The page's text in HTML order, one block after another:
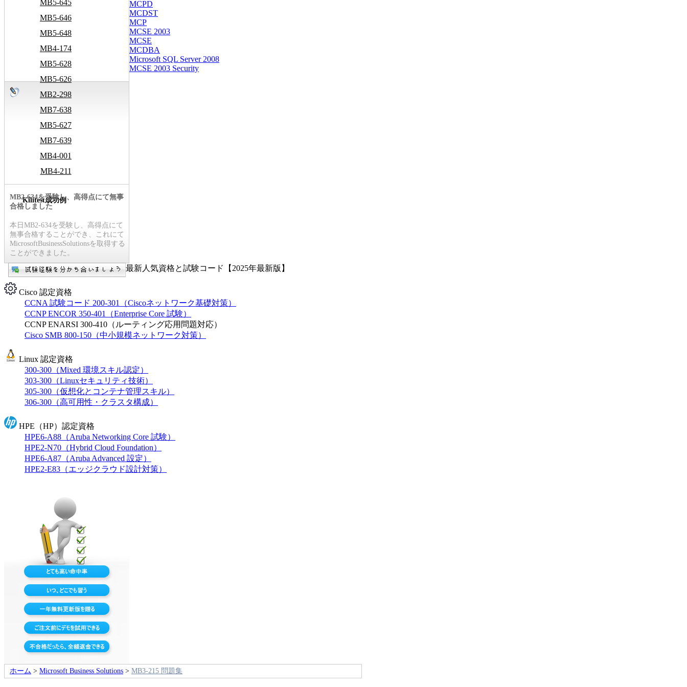
MB5-645
MB5-646
MB5-648
MB4-174
MB5-628
MB5-626
MB2-298
MB7-638
MB5-627
MB7-639
MB4-001
MB4-211
MCPD
MCDST
MCP
MCSE 2003
MCSE
MCDBA
Microsoft SQL Server 2008
MCSE 2003 Security
Killtest成功例
MB2-634を受験し、高得点にて無事
合格しました
本日MB2-634を受験し、高得点にて
無事合格することができ、これにて
MicrosoftBusinessSolutionsを取得する
ことができました。
最新人気資格と試験コード【2025年最新版】
Cisco 認定資格
CCNA 試験コード 200-301（Ciscoネットワーク基礎対策）
CCNP ENCOR 350-401（Enterprise Core 試験）
CCNP ENARSI 300-410（ルーティング応用問題対応）
Cisco SMB 800-150（中小規模ネットワーク対策）
Linux 認定資格
300-300（Mixed 環境スキル認定）
303-300（Linuxセキュリティ技術）
305-300（仮想化とコンテナ管理スキル）
306-300（高可用性・クラスタ構成）
HPE（HP）認定資格
HPE6-A88（Aruba Networking Core 試験）
HPE2-N70（Hybrid Cloud Foundation）
HPE6-A87（Aruba Advanced 設定）
HPE2-E83（エッジクラウド設計対策）
ホーム > Microsoft Business Solutions > MB3-215 問題集